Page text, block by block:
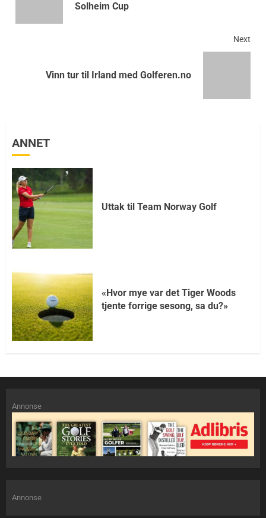
Solheim Cup
Next
Vinn tur til Irland med Golferen.no
ANNET
Uttak til Team Norway Golf
«Hvor mye var det Tiger Woods
tjente forrige sesong, sa du?»
Annonse
Annonse